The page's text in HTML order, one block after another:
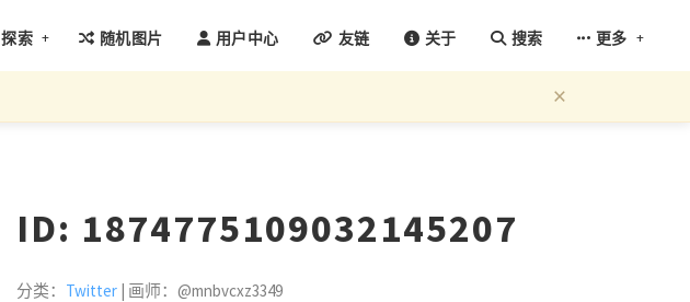
探索 + 随机图片 用户中心 友链 关于 搜索 更多 +
×
ID: 1874775109032145207
分类： Twitter | 画师：@mnbvcxz3349